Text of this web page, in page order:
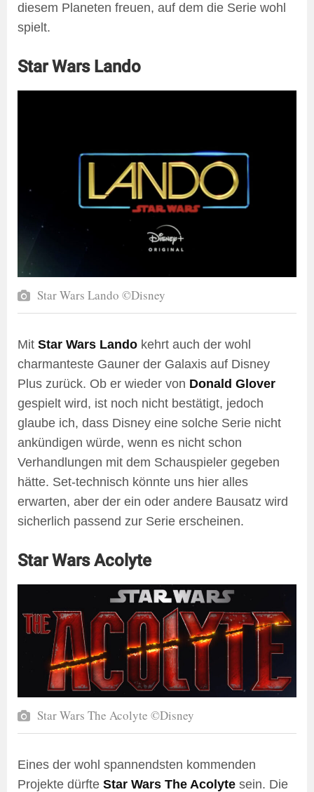
diesem Planeten freuen, auf dem die Serie wohl
spielt.
Star Wars Lando
Star Wars Lando ©Disney
Mit Star Wars Lando kehrt auch der wohl
charmanteste Gauner der Galaxis auf Disney
Plus zurück. Ob er wieder von Donald Glover
gespielt wird, ist noch nicht bestätigt, jedoch
glaube ich, dass Disney eine solche Serie nicht
ankündigen würde, wenn es nicht schon
Verhandlungen mit dem Schauspieler gegeben
hätte. Set-technisch könnte uns hier alles
erwarten, aber der ein oder andere Bausatz wird
sicherlich passend zur Serie erscheinen.
Star Wars Acolyte
Star Wars The Acolyte ©Disney
Eines der wohl spannendsten kommenden
Projekte dürfte Star Wars The Acolyte sein. Die